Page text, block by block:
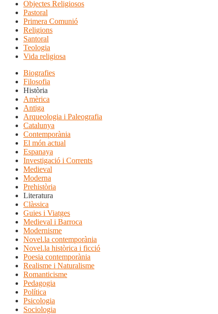
Objectes Religiosos
Pastoral
Primera Comunió
Religions
Santoral
Teologia
Vida religiosa
Biografies
Filosofia
Història
Amèrica
Antiga
Arqueologia i Paleografia
Catalunya
Contemporània
El món actual
Espanaya
Investigació i Corrents
Medieval
Moderna
Prehistòria
Literatura
Clàssica
Guies i Viatges
Medieval i Barroca
Modernisme
Novel.la contemporània
Novel.la històrica i ficció
Poesia contemporània
Realisme i Naturalisme
Romanticisme
Pedagogia
Política
Psicologia
Sociologia